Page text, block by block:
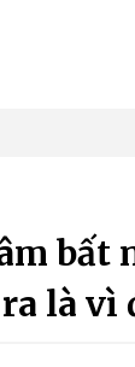
bất
là vì